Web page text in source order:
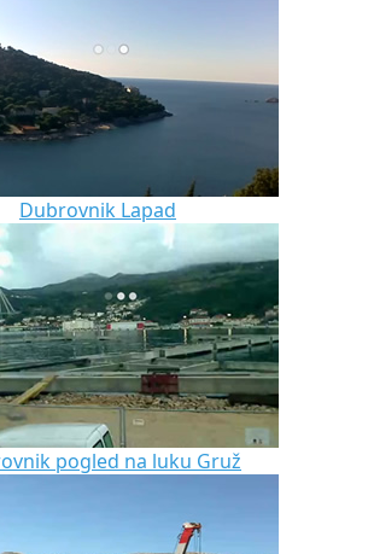
Dubrovnik Lapad
pogled na luku Gruž